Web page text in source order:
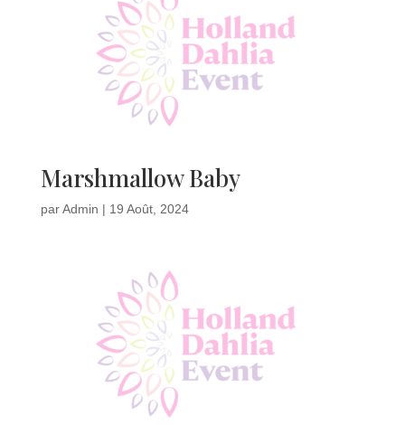
Marshmallow Baby
parAdmin | 19 Août, 2024